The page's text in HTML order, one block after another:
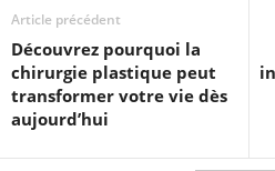
Article précédent
Découvrez pourquoi la
chirurgie plastique peut
transformer votre vie dès
aujourd’hui